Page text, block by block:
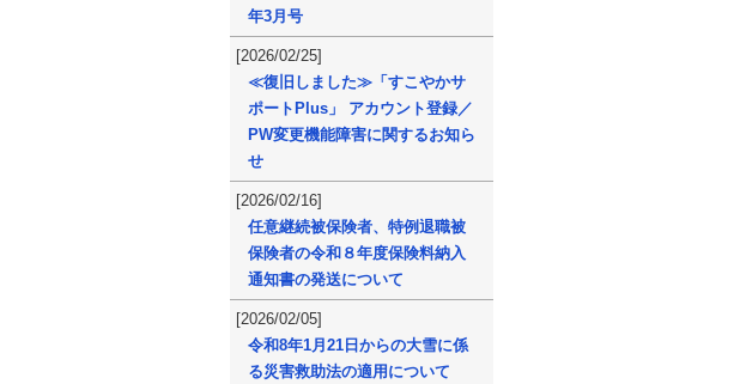
年3月号
[2026/02/25]
≪復旧しました≫「すこやかサ
ポートPlus」 アカウント登録／
PW変更機能障害に関するお知ら
せ
[2026/02/16]
任意継続被保険者、特例退職被
保険者の令和８年度保険料納入
通知書の発送について
[2026/02/05]
令和8年1月21日からの大雪に係
る災害救助法の適用について